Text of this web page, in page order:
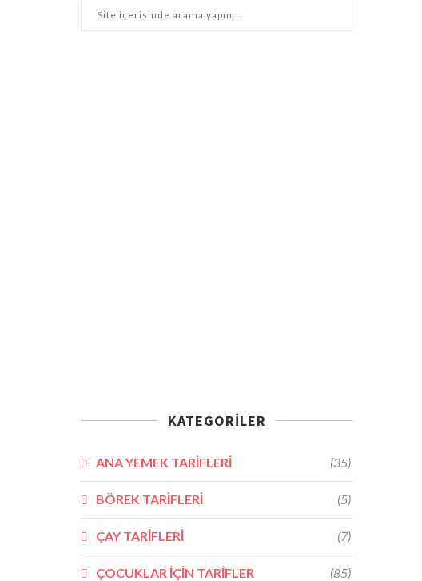
KATEGORILER
ANA YEMEK TARİFLERİ (35)
BÖREK TARİFLERİ (5)
ÇAY TARİFLERİ (7)
ÇOCUKLAR İÇİN TARİFLER (85)